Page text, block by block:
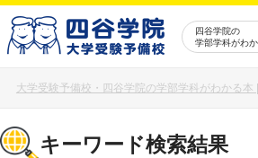
四谷学院の
学部学科がわ
大学受験予備校・四谷学院の学部学科がわかる本
キーワード検索結果